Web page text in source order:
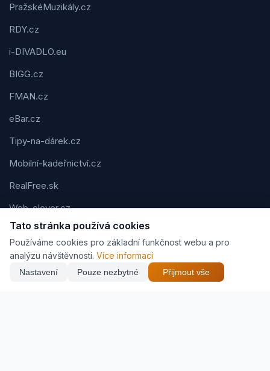
PražskéMuzikály.cz
RDY.cz
i-DIVADLO.eu
BIGG.cz
FMAN.cz
eBar.cz
Tipy-na-dárek.cz
Mobilní-kadeřnictví.cz
RealFree.sk
Web-clever.cz
Kvízov.cz
Karavaning.net
CVčko.eu
Tato stránka používá cookies
Používáme cookies pro základní funkčnost webu a pro
analýzu návštěvnosti. Více informací
Nastavení Pouze nezbytné Přijmout vše